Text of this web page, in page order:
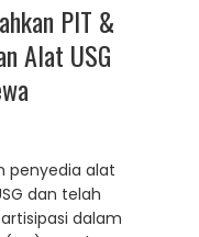
PIT &
Alat USG
penyedia alat
dan telah
dalam